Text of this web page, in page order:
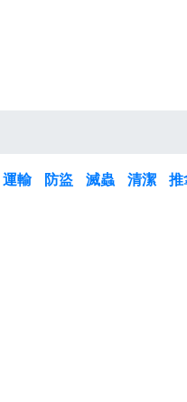
運輸 防盜 滅蟲 清潔 推